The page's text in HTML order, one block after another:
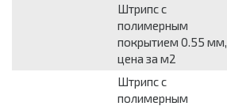
Штрипс с
полимерным
покрытием 0.55 мм,
цена за м2
Штрипс с
полимерным